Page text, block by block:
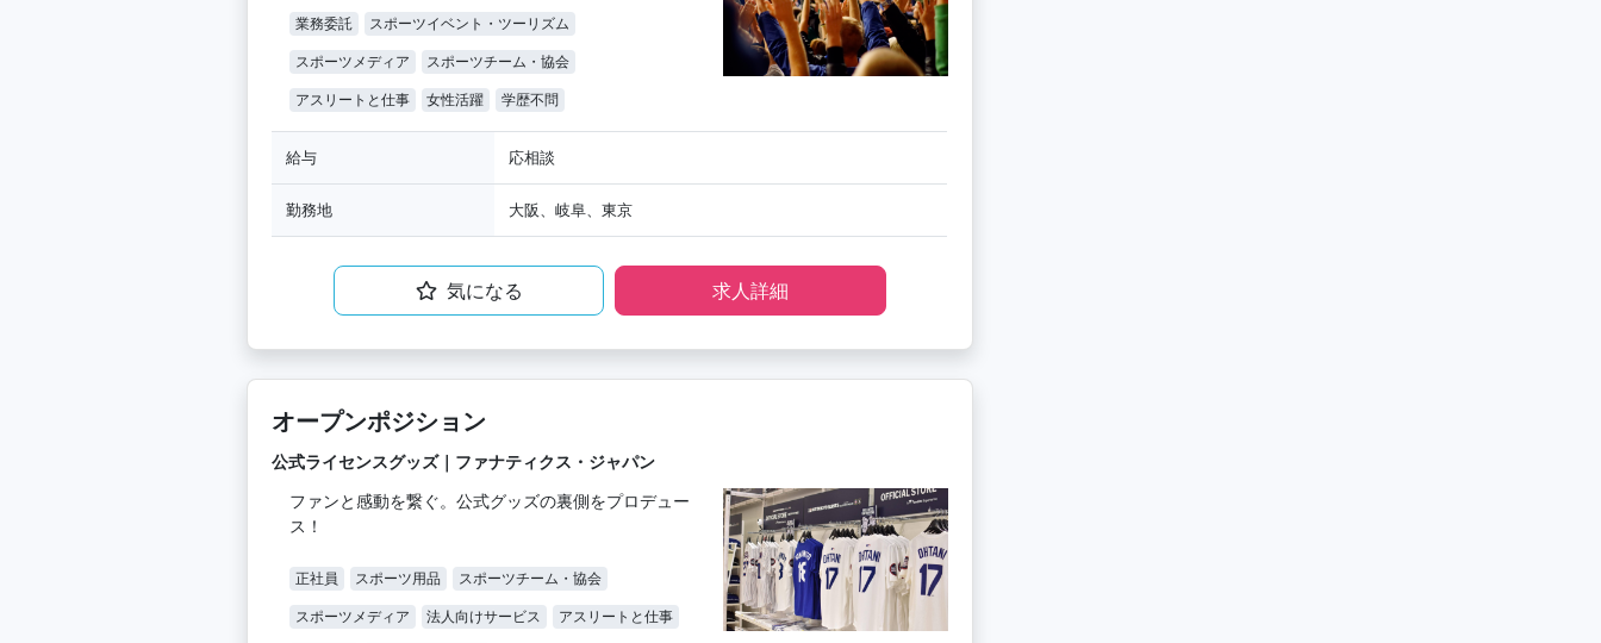
業務委託 スポーツイベント・ツーリズム
スポーツメディア スポーツチーム・協会
アスリートと仕事 女性活躍 学歴不問
給与 応相談
勤務地 大阪、岐阜、東京
気になる 求人詳細
オープンポジション
公式ライセンスグッズ｜ファナティクス・ジャパン
ファンと感動を繋ぐ。公式グッズの裏側をプロデュー
ス！
正社員 スポーツ用品 スポーツチーム・協会
スポーツメディア 法人向けサービス アスリートと仕事